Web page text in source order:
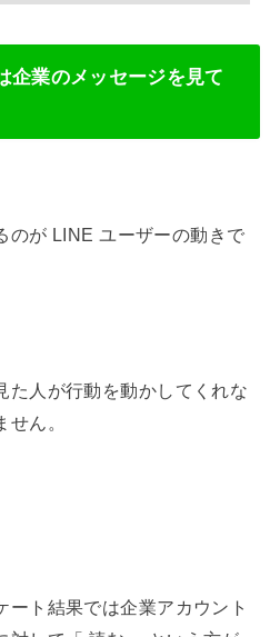
企業のメッセージを見て
のが LINE ユーザーの動きで
た人が行動を動かしてくれな
ん。
ート結果では企業アカウント